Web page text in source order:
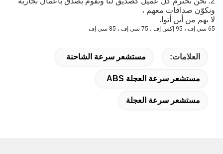
ونكوّن صداقات معهم ،
لا يهم من أين أتوا.
65 سي إف ، 95 إكس إف ، 75 سي إف ، 85 سي إف
العلامات: مستشعر سرعة الشاحنة
مستشعر سرعة العجلة ABS
مستشعر سرعة العجلة